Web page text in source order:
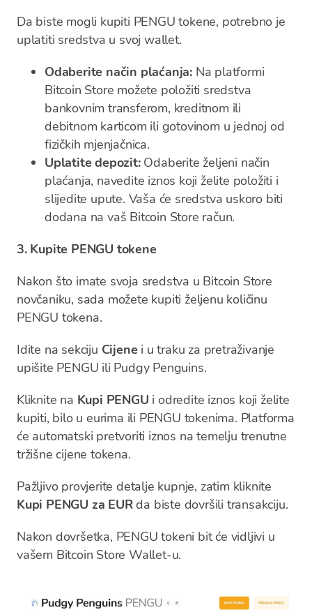
Da biste mogli kupiti PENGU tokene, potrebno je
uplatiti sredstva u svoj wallet.
Odaberite način plaćanja: Na platformi
Bitcoin Store možete položiti sredstva
bankovnim transferom, kreditnom ili
debitnom karticom ili gotovinom u jednoj od
fizičkih mjenjačnica.
Uplatite depozit: Odaberite željeni način
plaćanja, navedite iznos koji želite položiti i
slijedite upute. Vaša će sredstva uskoro biti
dodana na vaš Bitcoin Store račun.
3. Kupite PENGU tokene
Nakon što imate svoja sredstva u Bitcoin Store
novčaniku, sada možete kupiti željenu količinu
PENGU tokena.
Idite na sekciju Cijene i u traku za pretraživanje
upišite PENGU ili Pudgy Penguins.
Kliknite na Kupi PENGU i odredite iznos koji želite
kupiti, bilo u eurima ili PENGU tokenima. Platforma
će automatski pretvoriti iznos na temelju trenutne
tržišne cijene tokena.
Pažljivo provjerite detalje kupnje, zatim kliknite
Kupi PENGU za EURda biste dovršili transakciju.
Nakon dovršetka, PENGU tokeni bit će vidljivi u
vašem Bitcoin Store Wallet-u.